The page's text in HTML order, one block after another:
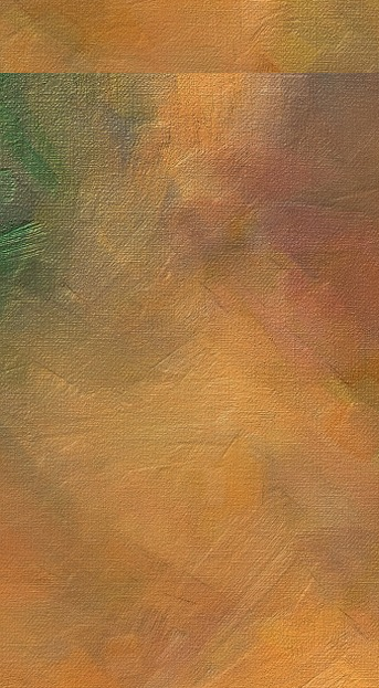
Saturno Sol. 16
Cúmulo globular M13 Sol. 22
Sol. 31